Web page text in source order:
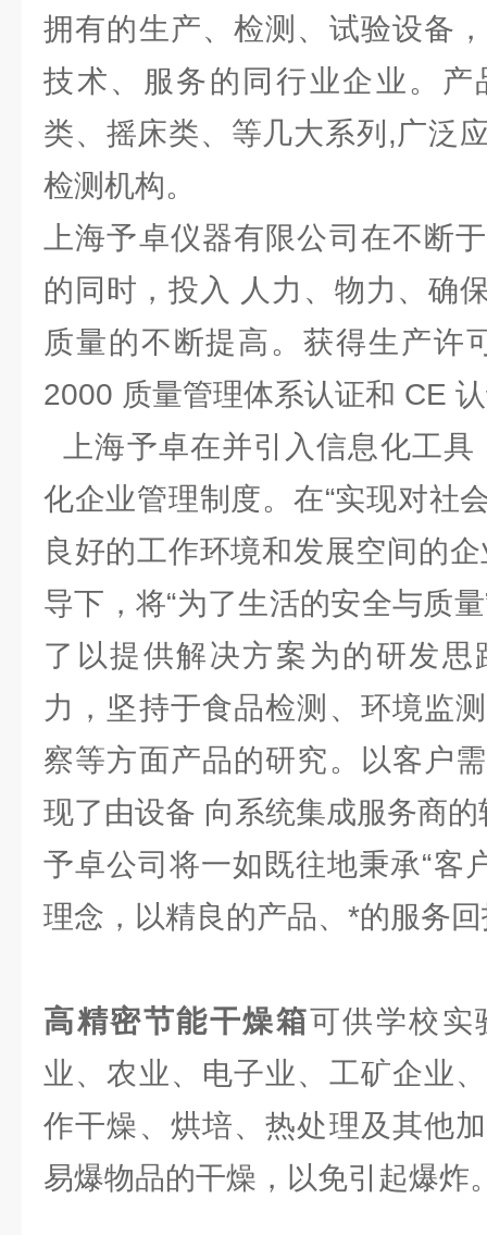
拥有的生产、检测、试验设备
技术、服务的同行业企业。产
类、摇床类、等几大系列,广泛
检测机构。
上海予卓仪器有限公司在不断
的同时，投入 人力、物力、确
质量的不断提高。获得生产许
2000 质量管理体系认证和
上海予卓在并引入信息化工具
化企业管理制度。在“实现对社
良好的工作环境和发展空间的
导下，将“为了生活的安全与质
了以提供解决方案为的研发
力，坚持于食品检测、环境监
察等方面产品的研究。以客户
现了由设备 向系统集成服务商的
予卓公司将一如既往地秉承“客
理念，以精良的产品、*的服务
高精密节能干燥箱可供学校实
业、农业、电子业、工矿企业
作干燥、烘培、热处理及其他
易爆物品的干燥，以免引起爆炸